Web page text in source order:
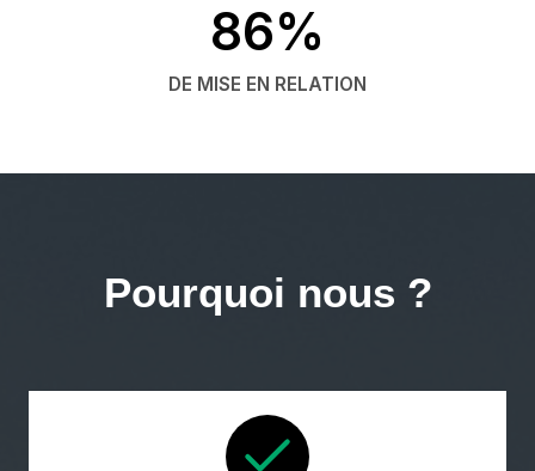
86%
DE MISE EN RELATION
Pourquoi nous ?